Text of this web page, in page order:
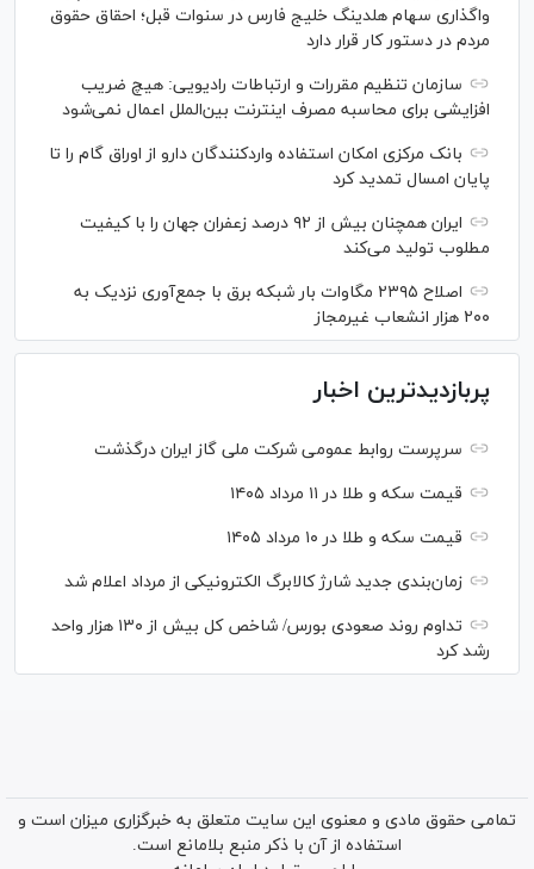
واگذاری سهام هلدینگ خلیج فارس در سنوات قبل؛ احقاق حقوق
مردم در دستور کار قرار دارد
سازمان تنظیم مقررات و ارتباطات رادیویی: هیچ ضریب
افزایشی برای محاسبه مصرف اینترنت بین‌الملل اعمال نمی‌شود
بانک مرکزی امکان استفاده واردکنندگان دارو از اوراق گام را تا
پایان امسال تمدید کرد
ایران همچنان بیش از ۹۲ درصد زعفران جهان را با کیفیت
مطلوب تولید می‌کند
اصلاح ۲۳۹۵ مگاوات بار شبکه برق با جمع‌آوری نزدیک به
۲۰۰ هزار انشعاب غیرمجاز
پربازدیدترین اخبار
سرپرست روابط عمومی شرکت ملی گاز ایران درگذشت
قیمت سکه و طلا در ۱۱ مرداد ۱۴۰۵
قیمت سکه و طلا در ۱۰ مرداد ۱۴۰۵
زمان‌بندی جدید شارژ کالابرگ الکترونیکی از مرداد اعلام شد
تداوم روند صعودی بورس/ شاخص کل بیش از ۱۳۰ هزار واحد
رشد کرد
تمامی حقوق مادی و معنوی این سایت متعلق به خبرگزاری میزان است و
استفاده از آن با ذکر منبع بلامانع است.